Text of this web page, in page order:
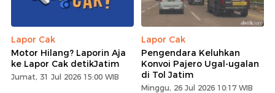
Lapor Cak
Motor Hilang? Laporin Aja
ke Lapor Cak detikJatim
Jumat, 31 Jul 2026 15:00 WIB
Lapor Cak
Pengendara Keluhkan
Konvoi Pajero Ugal-ugalan
di Tol Jatim
Minggu, 26 Jul 2026 10:17 WIB